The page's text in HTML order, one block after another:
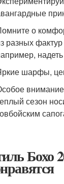
о
разных
шарфы,
сезон
Бохо